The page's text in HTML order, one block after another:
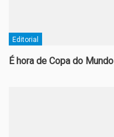
Editorial
É hora de Copa do Mundo